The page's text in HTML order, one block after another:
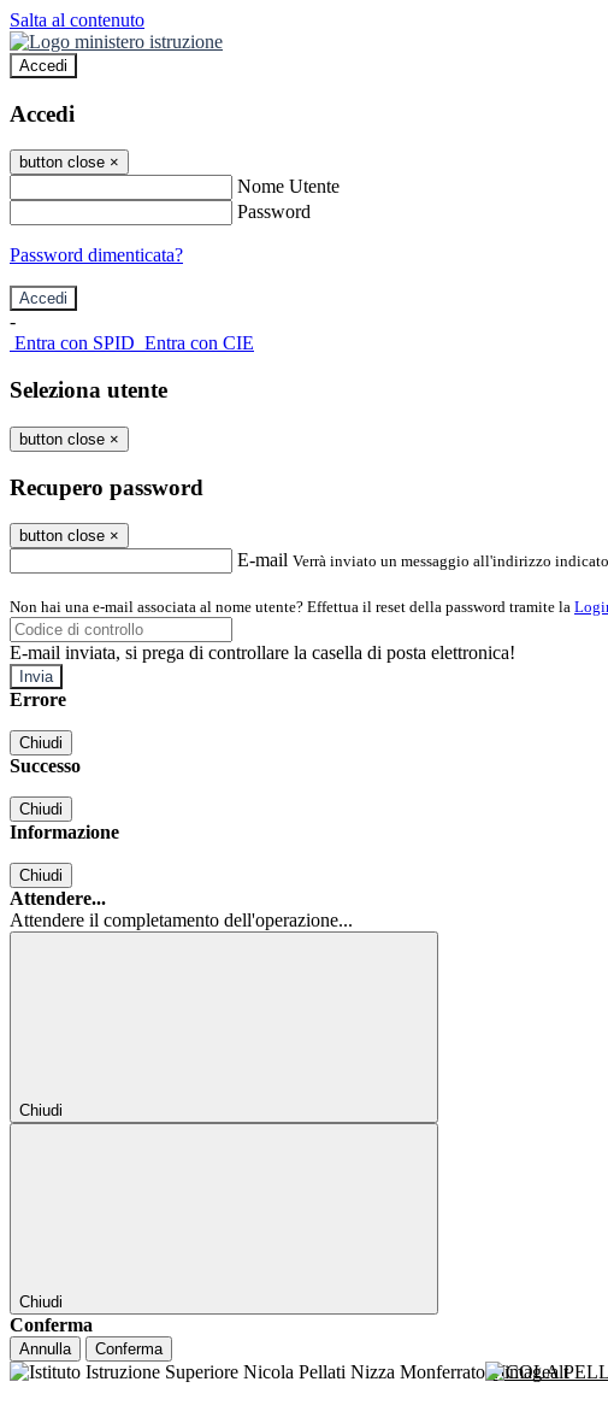
Salta al contenuto
Accedi
Accedi
button close ×
Nome Utente
Password
Password dimenticata?
-
Entra con SPID Entra con CIE
Seleziona utente
button close ×
Recupero password
button close ×
E-mail Verrà inviato un messaggio all'indirizzo
Non hai una e-mail associata al nome utente? Effettua il reset della password tramite la
E-mail inviata, si prega di controllare la casella di posta elettronica!
Errore
Chiudi
Successo
Chiudi
Informazione
Chiudi
Attendere...
Attendere il completamento dell'operazione...
Chiudi
Chiudi
Conferma
Annulla Conferma
NICOLA